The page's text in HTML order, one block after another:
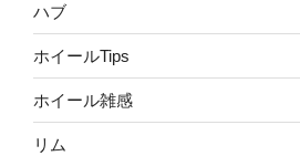
ハブ
ホイールTips
ホイール雑感
リム